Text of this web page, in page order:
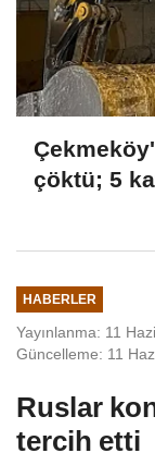
çöktü; 5
HABERLER
Yayınlanma: 11
Güncelleme: 11
Ruslar
tercih etti